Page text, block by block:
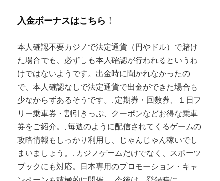
入金ボーナスはこちら！
本人確認不要カジノで法定通貨（円やドル）で賭け
た場合でも、必ずしも本人確認が行われるというわ
けではないようです。出金時に聞かれなかったの
で、本人確認なしで法定通貨で出金ができた場合も
少なからずあるそうです。. 定期券・回数券、１日フ
リー乗車券・割引きっぷ、クーポンなどお得な乗車
券をご紹介。. 毎週のように配信されてくるゲームの
攻略情報もしっかり利用し、じゃんじゃん稼いでし
まいましょう。. カジノゲームだけでなく、スポーツ
ブックにも対応。日本専用のプロモーション・キャ